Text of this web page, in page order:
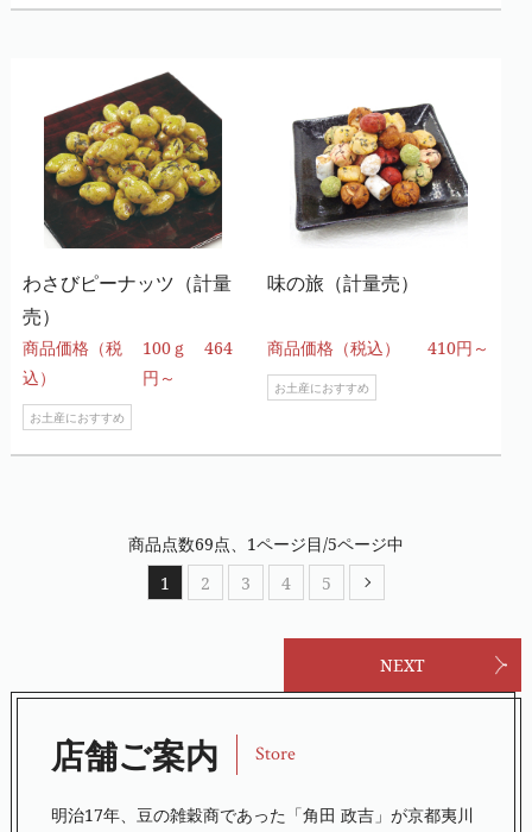
わさびピーナッツ（計量
売）
商品価格（税
込）
100ｇ 464
円～
お土産におすすめ
味の旅（計量売）
商品価格（税込） 410円～
お土産におすすめ
商品点数69点、1ページ目/5ページ中
1
2 3 4 5
NEXT
店舗ご案内 Store
明治17年、豆の雑穀商であった「角田 政吉」が京都夷川